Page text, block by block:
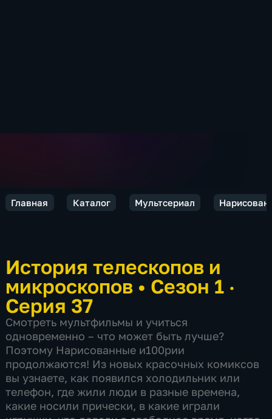
Главная Каталог Мультсериал
История телескопов и
микроскопов • Сезон 1 ·
Серия 37
Смотреть мультфильмы и учиться
одновременно – что может быть лучше?
Поэтому Нарисованные и100рии
продолжаются! Из новых красочных комиксов
вы узнаете, как появился холодильник или
телефон, где жили люди в разные времена,
какие носили прически, в какие играли